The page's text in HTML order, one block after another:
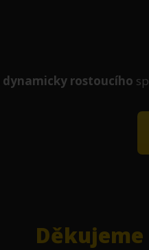
dynamicky rostoucího